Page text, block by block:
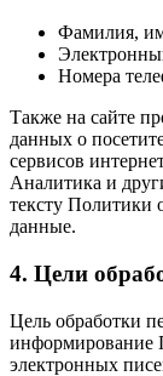
Фамилия,
Номера
Также на сайте
данных о
сервисов
Аналитика и
тексту Политики
данные.
4. Цели
Цель обработки
информирование
электронных